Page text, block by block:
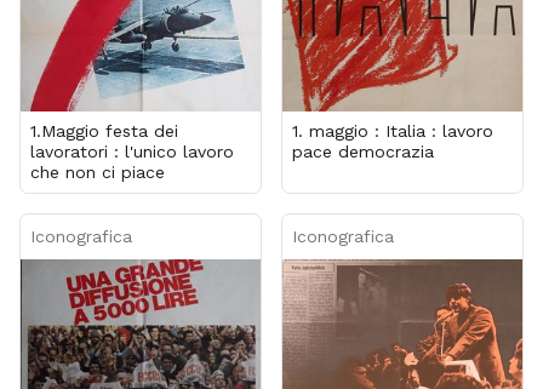
1.Maggio festa dei
lavoratori : l'unico lavoro
che non ci piace
1. maggio : Italia : lavoro
pace democrazia
Iconografica Iconografica